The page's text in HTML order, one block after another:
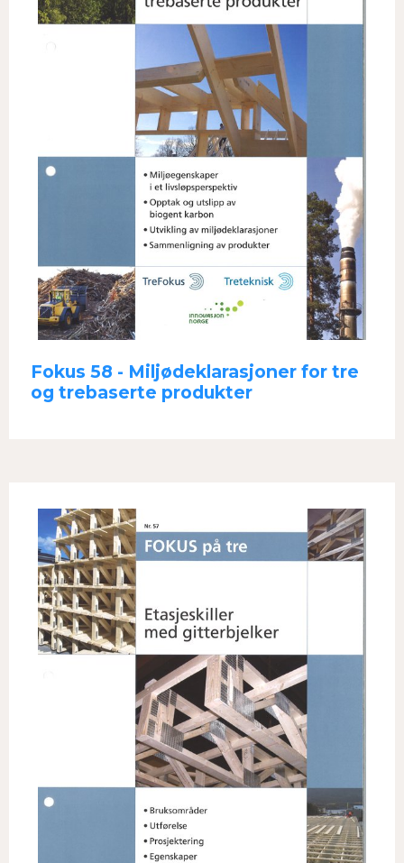
Fokus 58 - Miljødeklarasjoner for tre
og trebaserte produkter